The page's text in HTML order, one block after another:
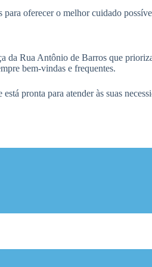
para oferecer o melhor cuidado
Rua Antônio de Barros que
bem-vindas e frequentes.
pronta para atender às suas